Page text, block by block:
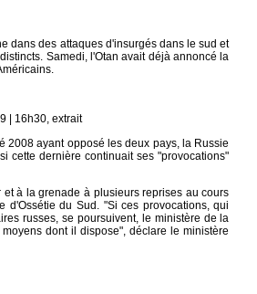
dans des attaques d'insurgés dans le sud et
Samedi, l'Otan avait déjà annoncé la
| 16h30, extrait
2008 ayant opposé les deux pays, la Russie
cette dernière continuait ses "provocations"
à la grenade à plusieurs reprises au cours
du Sud. "Si ces provocations, qui
russes, se poursuivent, le ministère de la
dont il dispose", déclare le ministère